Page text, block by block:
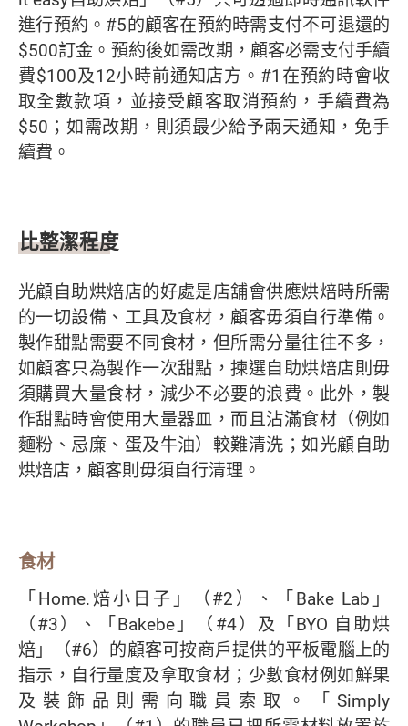
進行預約。#5的顧客在預約時需支付不可退還的
$500訂金。預約後如需改期，顧客必需支付手續
費$100及12小時前通知店方。#1在預約時會收
取全數款項，並接受顧客取消預約，手續費為
$50；如需改期，則須最少給予兩天通知，免手
續費。
比整潔程度
光顧自助烘焙店的好處是店舖會供應烘焙時所需
的一切設備、工具及食材，顧客毋須自行準備。
製作甜點需要不同食材，但所需分量往往不多，
如顧客只為製作一次甜點，揀選自助烘焙店則毋
須購買大量食材，減少不必要的浪費。此外，製
作甜點時會使用大量器皿，而且沾滿食材（例如
麵粉、忌廉、蛋及牛油）較難清洗；如光顧自助
烘焙店，顧客則毋須自行清理。
食材
「Home.焙小日子」（#2）、「Bake Lab」
（#3）、「Bakebe」（#4）及「BYO 自助烘
焙」（#6）的顧客可按商戶提供的平板電腦上的
指示，自行量度及拿取食材；少數食材例如鮮果
及裝飾品則需向職員索取。「Simply